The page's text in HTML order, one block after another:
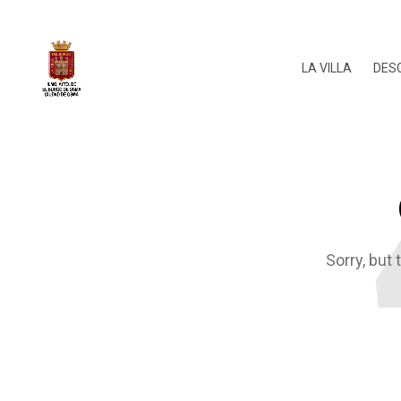
LA VILLA
Sorry, but